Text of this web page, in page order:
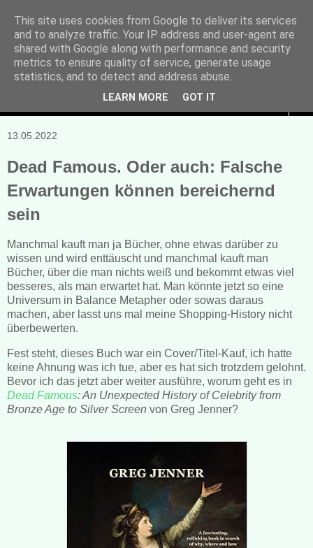
Manuela Sonntag
Bücher, Blogs & mehr
13.05.2022
Dead Famous. Oder auch: Falsche
Erwartungen können bereichernd
sein
Manchmal kauft man ja Bücher, ohne etwas darüber zu
wissen und wird enttäuscht und manchmal kauft man
Bücher, über die man nichts weiß und bekommt etwas viel
besseres, als man erwartet hat. Man könnte jetzt so eine
Universum in Balance Metapher oder sowas daraus
machen, aber lasst uns mal meine Shopping-History nicht
überbewerten.
Fest steht, dieses Buch war ein Cover/Titel-Kauf, ich hatte
keine Ahnung was ich tue, aber es hat sich trotzdem gelohnt.
Bevor ich das jetzt aber weiter ausführe, worum geht es in
Dead Famous: An Unexpected History of Celebrity from
Bronze Age to Silver Screen von Greg Jenner?
This site uses cookies from Google to deliver its services
and to analyze traffic. Your IP address and user-agent are
shared with Google along with performance and security
metrics to ensure quality of service, generate usage
statistics, and to detect and address abuse.
LEARN MORE GOT IT